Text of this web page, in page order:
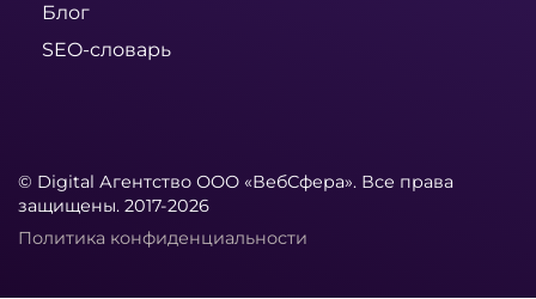
Блог
SEO-словарь
© Digital Агентство ООО «ВебСфера». Все права
защищены. 2017-2026
Политика конфиденциальности